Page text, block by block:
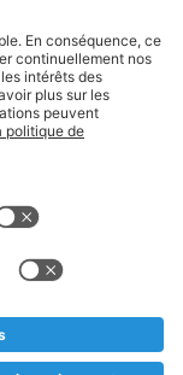
légales
jusqu'à
serions
et TVA incl.
a été adoptée